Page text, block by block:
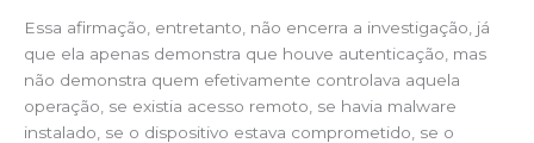
Essa afirmação, entretanto, não encerra a investigação, já
que ela apenas demonstra que houve autenticação, mas
não demonstra quem efetivamente controlava aquela
operação, se existia acesso remoto, se havia malware
instalado, se o dispositivo estava comprometido, se o